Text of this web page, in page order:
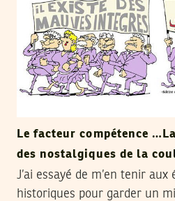
Le facteur compétence
des nostalgiques de la
J’ai essayé de m’en tenir
historiques pour garder un